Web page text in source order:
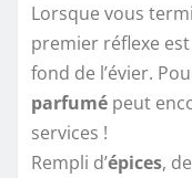
Lorsque vous
premier réflexe
fond de l’évier.
parfumé peut
services !
Rempli d’épices, de